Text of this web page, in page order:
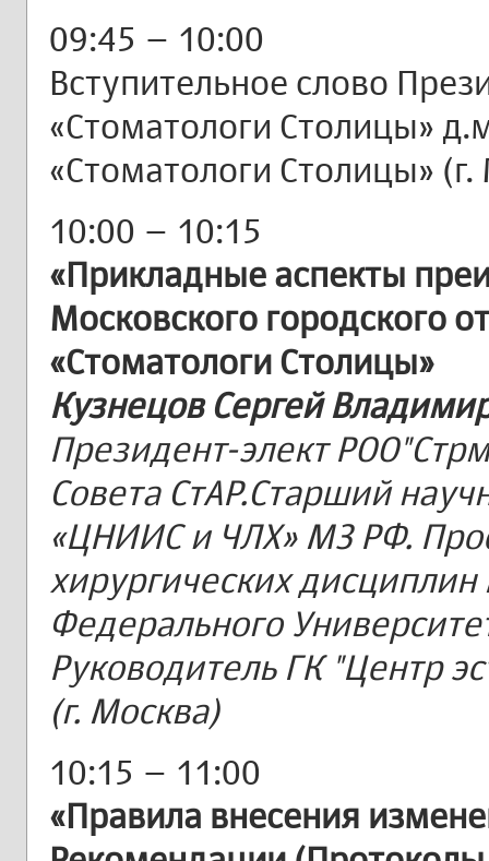
09:45 – 10:00
Вступительное слово
«Стоматологи Столицы»
«Стоматологи Столицы»
10:00 – 10:15
«Прикладные аспекты
Московского городского
«Стоматологи Столицы»
Кузнецов Сергей
Президент-элект
Совета СтАР.Старший
«ЦНИИС и ЧЛХ» МЗ РФ.
хирургических
Федерального
Руководитель ГК "Центр
(г. Москва)
10:15 – 11:00
«Правила внесения